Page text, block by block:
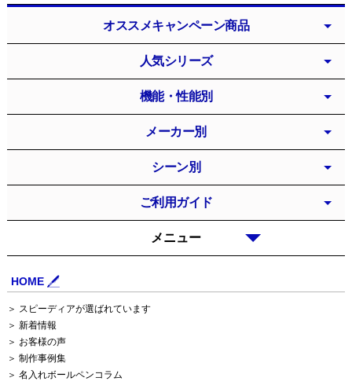
HOME
＞ スピーディアが選ばれています
＞ 新着情報
＞ お客様の声
＞ 制作事例集
＞ 名入れボールペンコラム
メニュー
オススメキャンペーン商品
人気シリーズ
機能・性能別
メーカー別
シーン別
ご利用ガイド